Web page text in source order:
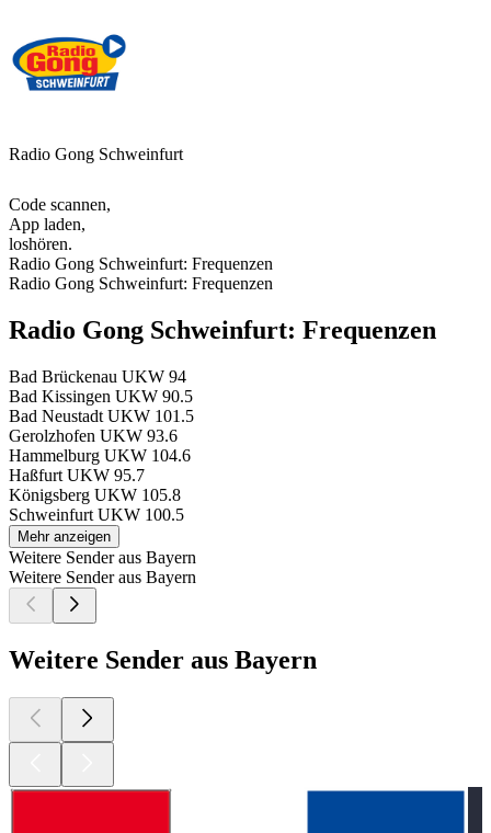
Radio Gong Schweinfurt
Code scannen,
App laden,
loshören.
Radio Gong Schweinfurt: Frequenzen
Radio Gong Schweinfurt: Frequenzen
Radio Gong Schweinfurt: Frequenzen
Bad Brückenau UKW 94
Bad Kissingen UKW 90.5
Bad Neustadt UKW 101.5
Gerolzhofen UKW 93.6
Hammelburg UKW 104.6
Haßfurt UKW 95.7
Königsberg UKW 105.8
Schweinfurt UKW 100.5
Mehr anzeigen
Weitere Sender aus Bayern
Weitere Sender aus Bayern
Weitere Sender aus Bayern